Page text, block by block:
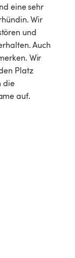
eine sehr
Wir
und
Auch
Wir
Platz
die
auf.